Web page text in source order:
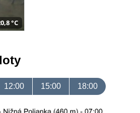
°C
12:00 15:00 18:00